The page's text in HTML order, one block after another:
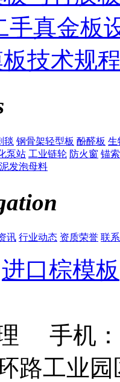
手真金板
技术规
毯 钢骨架轻型板 酚醛板 生
泵站 工业链轮 防火窗 锚索
发泡母料
讯 行业动态 资质荣誉 联
进口棕模板
手机
路工业